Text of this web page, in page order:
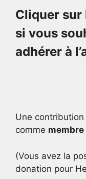
Cliquer
si vous
adhérer à
Une
comme membre
(Vous avez la
donation pour